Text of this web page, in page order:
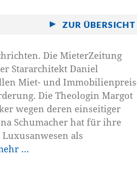
ZUR ÜBERSICHT
Die MieterZeitung
Stararchitekt Daniel
Miet- und
Die Theologin Margot
wegen deren einseitiger
Schumacher hat für ihre
als
…